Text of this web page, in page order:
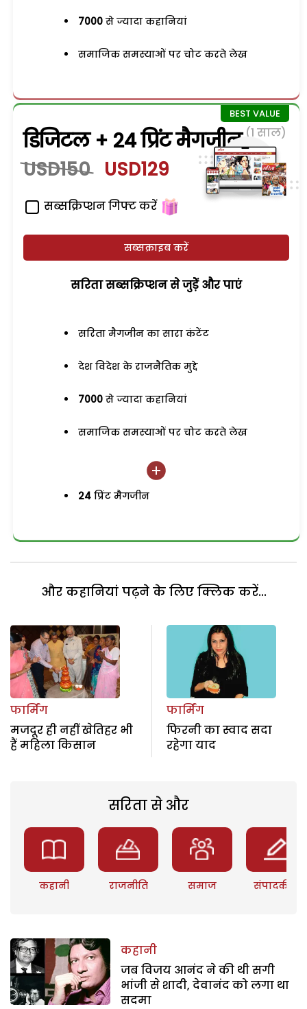
7000 से ज्यादा कहानियां
समाजिक समस्याओं पर चोट करते लेख
डिजिटल + 24 प्रिंट मैगजीन (1 साल)
USD150 USD129
सब्सक्रिप्शन गिफ्ट करें
सब्सक्राइब करें
सरिता सब्सक्रिप्शन से जुड़ेें और पाएं
सरिता मैगजीन का सारा कंटेंट
देश विदेश के राजनैतिक मुद्दे
7000 से ज्यादा कहानियां
समाजिक समस्याओं पर चोट करते लेख
24 प्रिंट मैगजीन
और कहानियां पढ़ने के लिए क्लिक करें...
फार्मिंग
मजदूर ही नहीं खेतिहर भी
हैं महिला किसान
फार्मिंग
फिरनी का स्वाद सदा
रहेगा याद
सरिता से और
कहानी राजनीति समाज संपादकीय
कहानी
जब विजय आनंद ने की थी सगी
भांजी से शादी, देवानंद को लगा था
सदमा